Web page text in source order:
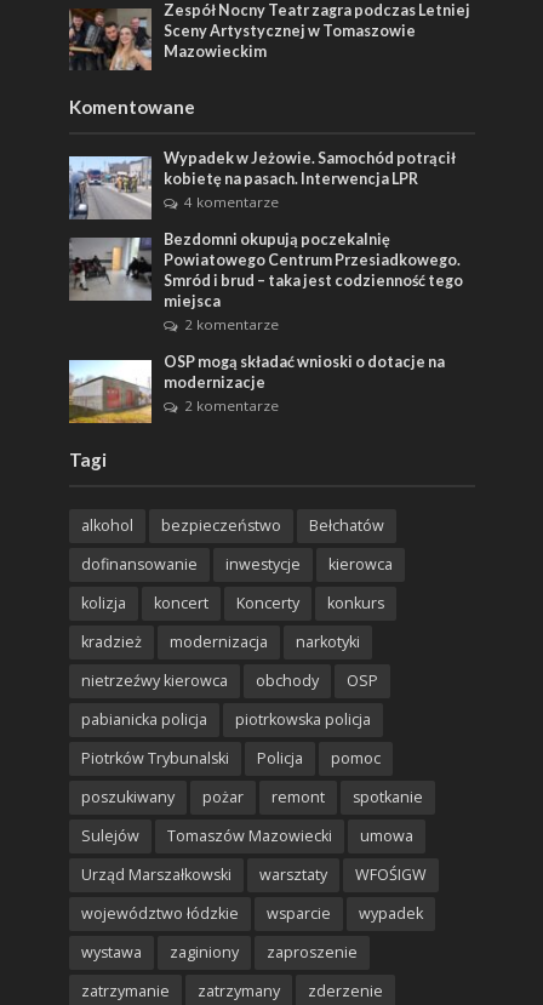
Zespół Nocny Teatr zagra podczas Letniej
Sceny Artystycznej w Tomaszowie
Mazowieckim
Komentowane
Wypadek w Jeżowie. Samochód potrącił
kobietę na pasach. Interwencja LPR
4 komentarze
Bezdomni okupują poczekalnię
Powiatowego Centrum Przesiadkowego.
Smród i brud – taka jest codzienność tego
miejsca
2 komentarze
OSP mogą składać wnioski o dotacje na
modernizacje
2 komentarze
Tagi
alkohol bezpieczeństwo
Bełchatów
dofinansowanie
inwestycje
kierowca
kolizja
koncert Koncerty
konkurs
kradzież
modernizacja
narkotyki
nietrzeźwy kierowca
obchody
OSP
pabianicka policja
piotrkowska policja
Piotrków Trybunalski
Policja
pomoc
poszukiwany
pożar remont
spotkanie
Sulejów
Tomaszów Mazowiecki
umowa
Urząd Marszałkowski
warsztaty
WFOŚIGW
województwo łódzkie
wsparcie
wypadek
wystawa
zaginiony
zaproszenie
zatrzymanie
zatrzymany zderzenie